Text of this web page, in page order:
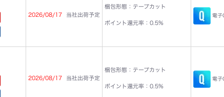
2026/08/17
当社出荷予定
梱包形態：テープカット
ポイント還元率：0.5%
電子
2026/08/17
当社出荷予定
梱包形態：テープカット
ポイント還元率：0.5%
電子